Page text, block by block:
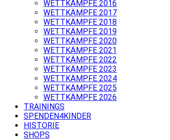
WETTKÄMPFE 2016
WETTKÄMPFE 2017
WETTKÄMPFE 2018
WETTKÄMPFE 2019
WETTKÄMPFE 2020
WETTKÄMPFE 2021
WETTKÄMPFE 2022
WETTKÄMPFE 2023
WETTKÄMPFE 2024
WETTKÄMPFE 2025
WETTKÄMPFE 2026
TRAININGS
SPENDEN4KINDER
HISTORIE
SHOPS